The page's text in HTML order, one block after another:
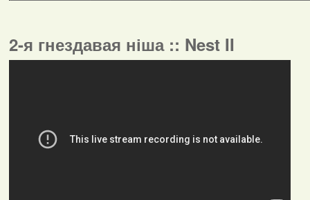
2-я гнездавая ніша :: Nest II